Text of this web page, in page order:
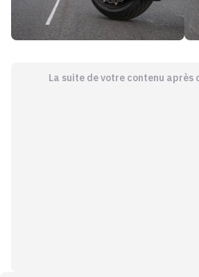
La suite de votre contenu après